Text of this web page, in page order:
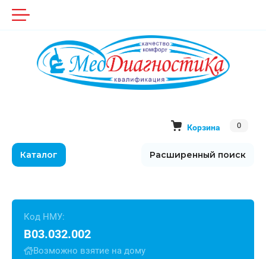
Корзина 0
Каталог Расширенный поиск
Код НМУ:
B03.032.002
Возможно взятие на дому